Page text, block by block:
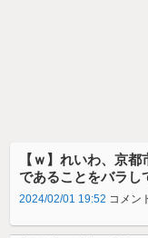
【ｗ】れいわ、京
であることをバラし
2024/02/01 19:52 コメン